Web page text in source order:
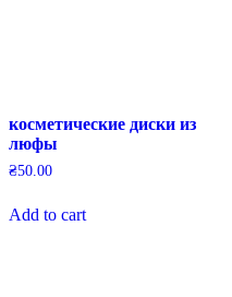
косметические диски из
люфы
₴50.00
Add to cart